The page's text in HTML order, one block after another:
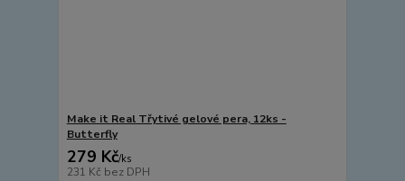
Make it Real Třytivé gelové pera, 12ks -
Butterfly
279 Kč/ks
231 Kč bez DPH